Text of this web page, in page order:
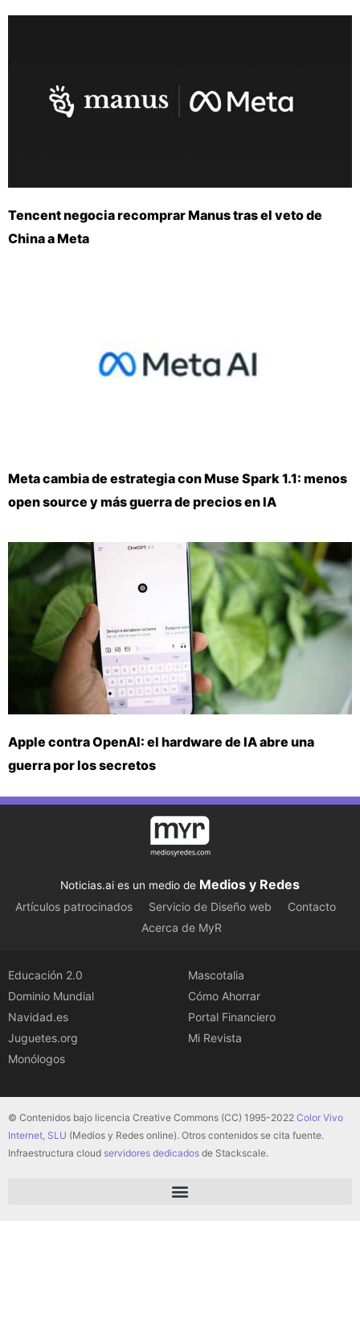
Tencent negocia recomprar Manus tras el veto de
China a Meta
Meta cambia de estrategia con Muse Spark 1.1: menos
open source y más guerra de precios en IA
Apple contra OpenAI: el hardware de IA abre una
guerra por los secretos
Noticias.ai es un medio de Medios y Redes
Artículos patrocinados Servicio de Diseño web
Contacto
Acerca de MyR
Educación 2.0
Dominio Mundial
Navidad.es
Juguetes.org
Monólogos
Mascotalia
Cómo Ahorrar
Portal Financiero
Mi Revista
© Contenidos bajo licencia Creative Commons (CC) 1995-2022 Color Vivo
Internet, SLU (Medios y Redes online). Otros contenidos se cita fuente.
Infraestructura cloud servidores dedicados de Stackscale.